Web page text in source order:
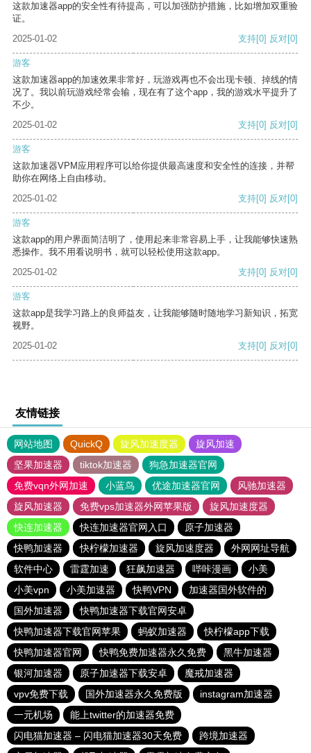
这款加速器app的安全性有待提高，可以加强防护措施，比如增加双重验
证。
2025-01-02
支持[0] 反对[0]
游客
这款加速器app的加速效果非常好，玩游戏再也不会出现卡顿、掉线的情
况了。我以前玩游戏经常会输，现在有了这个app，我的游戏水平提升了
不少。
2025-01-02
支持[0] 反对[0]
游客
这款加速器VPM应用程序可以给你提供最高速度和安全性的连接，并帮
助你在网络上自由移动。
2025-01-02
支持[0] 反对[0]
游客
这款app的用户界面简洁明了，使用起来非常容易上手，让我能够快速熟
悉操作。我不用看说明书，就可以轻松使用这款app。
2025-01-02
支持[0] 反对[0]
游客
这款app是我学习路上的良师益友，让我能够随时随地学习新知识，拓宽
视野。
2025-01-02
支持[0] 反对[0]
友情链接
网站地图 QuickQ 旋风加速度器
旋风加速
坚果加速器
tiktok加速器
狗急加速器官网
免费vqn外网加速
小蓝鸟 优途加速器官网
风驰加速器
旋风加速器
免费vps加速器外网苹果版
旋风加速度器
快连加速器
快连加速器官网入口
原子加速器
快鸭加速器
快柠檬加速器 旋风加速度器
外网网址导航
软件中心
雷霆加速 狂飙加速器 哔咔漫画
小美
小美vpn
小美加速器 快鸭VPN
加速器国外软件的
国外加速器
快鸭加速器下载官网安卓
快鸭加速器下载官网苹果
蚂蚁加速器
快柠檬app下载
快鸭加速器官网
快鸭免费加速器永久免费
黑牛加速器
银河加速器
原子加速器下载安卓
魔戒加速器
vpv免费下载
国外加速器永久免费版
instagram加速器
一元机场
能上twitter的加速器免费
闪电猫加速器 – 闪电猫加速器30天免费
跨境加速器